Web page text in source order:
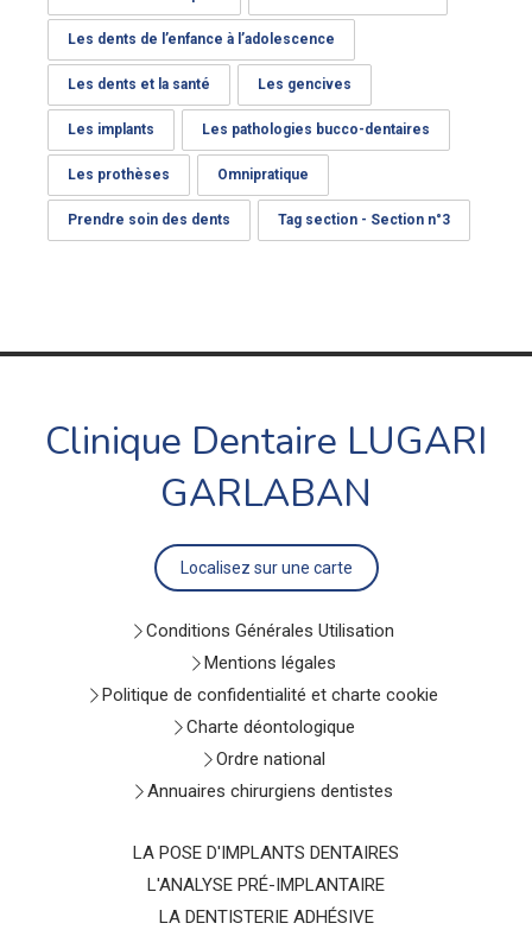
Les dents de l’enfance à l’adolescence
Les dents et la santé Les gencives
Les implants Les pathologies bucco-dentaires
Les prothèses Omnipratique
Prendre soin des dents Tag section - Section n°3
Clinique Dentaire LUGARI
GARLABAN
Localisez sur une carte
Conditions Générales Utilisation
Mentions légales
Politique de confidentialité et charte cookie
Charte déontologique
Ordre national
Annuaires chirurgiens dentistes
LA POSE D'IMPLANTS DENTAIRES
L'ANALYSE PRÉ-IMPLANTAIRE
LA DENTISTERIE ADHÉSIVE